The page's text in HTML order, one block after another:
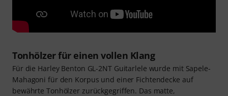
Tonhölzer für einen vollen Klang
Für die Harley Benton GL-2NT Guitarlele wurde mit Sapele-
Mahagoni für den Korpus und einer Fichtendecke auf
bewährte Tonhölzer zurückgegriffen. Das matte,